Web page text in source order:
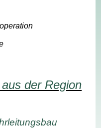
der Region